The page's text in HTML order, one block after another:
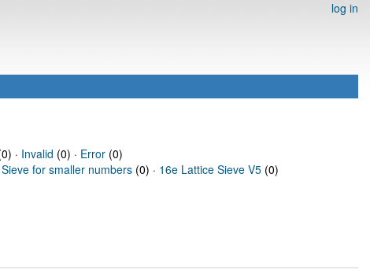
log in
· Invalid (0) · Error(0)
for smaller numbers (0) · 16e Lattice Sieve V5 (0)